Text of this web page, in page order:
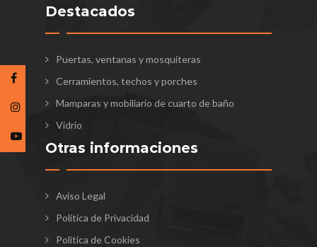
Destacados
Puertas, ventanas y mosquiteras
Cerramientos, techos y porches
Mamparas y mobiliario de cuarto de baño
Vidrio
Otras informaciones
Aviso Legal
Política de Privacidad
Política de Cookies